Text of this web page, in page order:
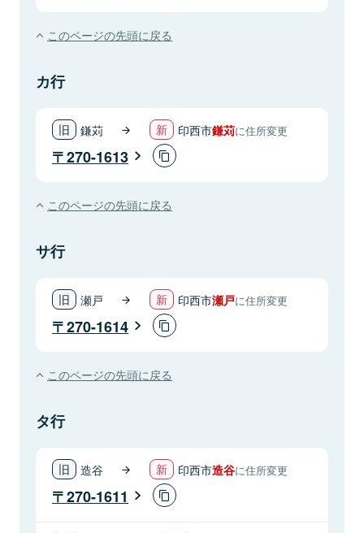
このページの先頭に戻る
カ行
鎌苅 印西市鎌苅に住所変更
270-1613
このページの先頭に戻る
サ行
瀬戸 印西市瀬戸に住所変更
270-1614
このページの先頭に戻る
タ行
造谷 印西市造谷に住所変更
270-1611